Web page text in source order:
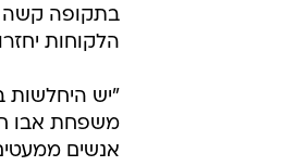
בתקופה קשה
הלקוחות
"יש היחלשות
משפחת אבו
אנשים